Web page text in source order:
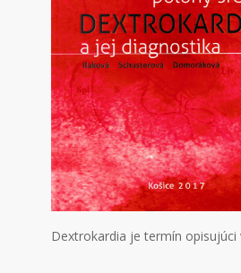
Dextrokardia je termín